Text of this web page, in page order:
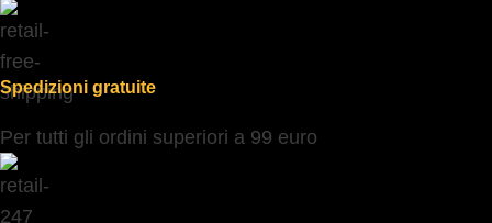
Spedizioni gratuite
Per tutti gli ordini superiori a 99 euro